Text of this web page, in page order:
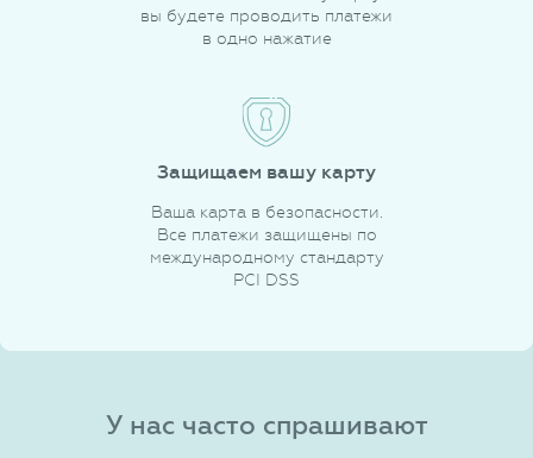
вы будете проводить платежи
в одно нажатие
Защищаем вашу карту
Ваша карта в безопасности.
Все платежи защищены по
международному стандарту
PCI DSS
У нас часто спрашивают